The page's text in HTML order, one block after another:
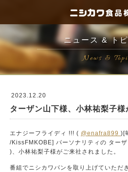
ニュース & ト
News &
2023.12.20
ターザン山下様、小林祐梨子
エナジーフライディ !!! ( @enafra899 )[
/KissFMKOBE] パーソナリティの ター
)、 小林祐梨子様がご来社されました。
番組でニシカワパン を取り上げていただ